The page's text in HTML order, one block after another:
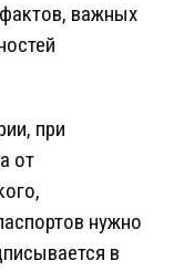
важных
при
от
нужно
в